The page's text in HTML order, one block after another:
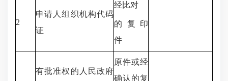
2
申请人组织机构代码
证
经比对
的复印
件
有批准权的人民政府
原件或经
确认的复